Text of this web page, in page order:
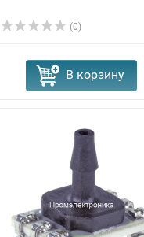
(0)
В корзину